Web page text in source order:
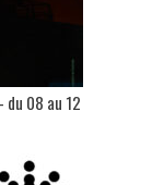
08 au 12